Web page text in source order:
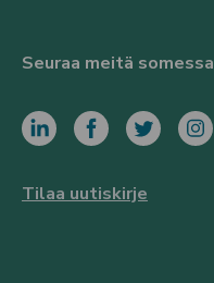
Seuraa meitä somessa
Tilaa uutiskirje